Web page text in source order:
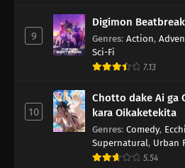
9
Digimon Beatbreak
Genres: Action,
Sci-Fi
7.13
10
Chotto dake Ai ga
kara Oikaketekita
Genres: Comedy, Ecchi
Supernatural, Urban
5.54